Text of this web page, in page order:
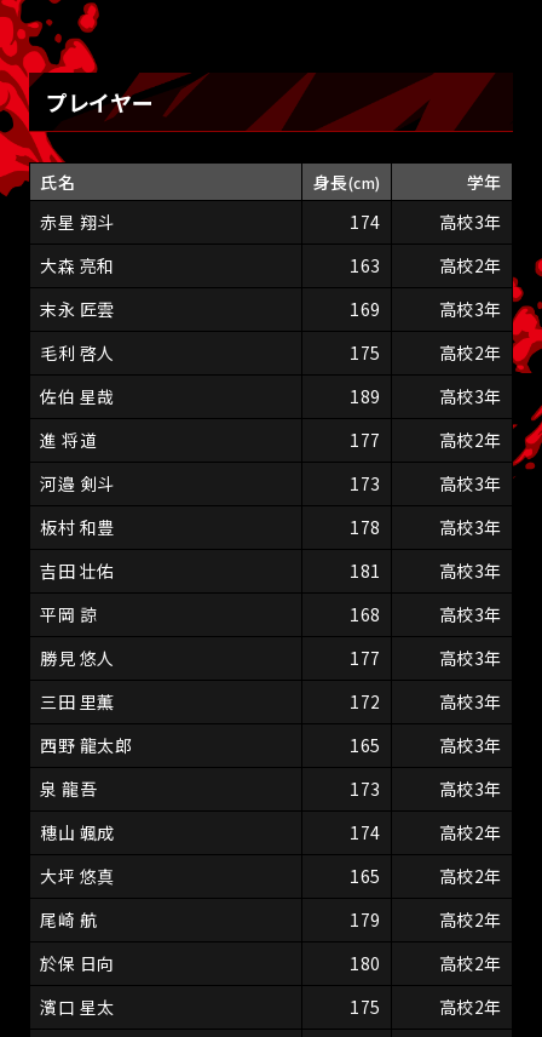
プレイヤー
氏名 身長(cm)
学年
赤星 翔斗
174
高校3年
大森 亮和
163
高校2年
末永 匠雲
169
高校3年
毛利 啓人
175
高校2年
佐伯 星哉
189
高校3年
進 将道
177
高校2年
河邉 剣斗
173
高校3年
板村 和豊
178
高校3年
吉田 壮佑
181
高校3年
平岡 諒
168
高校3年
勝見 悠人
177
高校3年
三田 里薫
172
高校3年
西野 龍太郎
165
高校3年
泉 龍吾
173
高校3年
穗山 颯成
174
高校2年
大坪 悠真
165
高校2年
尾崎 航
179
高校2年
於保 日向
180
高校2年
濱口 星太
175
高校2年